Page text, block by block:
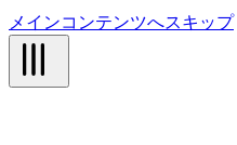
メインコンテンツへスキップ